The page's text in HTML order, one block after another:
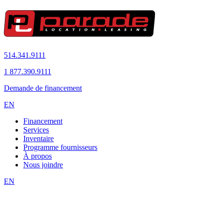
514.341.9111
1 877.390.9111
Demande de financement
EN
Financement
Services
Inventaire
Programme fournisseurs
À propos
Nous joindre
EN